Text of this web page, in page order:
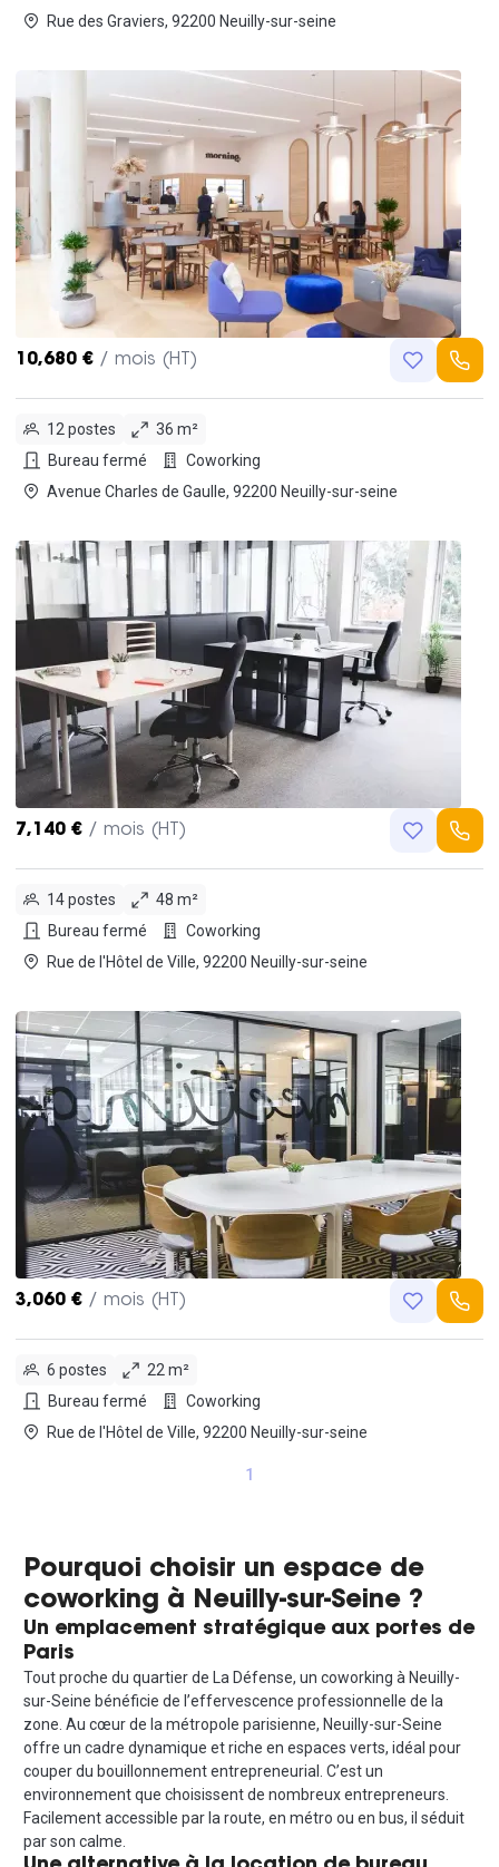
Rue des Graviers, 92200 Neuilly-sur-seine
10,680 € / mois (HT)
12 postes
36 m²
Bureau fermé
Coworking
Avenue Charles de Gaulle, 92200 Neuilly-sur-seine
7,140 € / mois (HT)
14 postes
48 m²
Bureau fermé
Coworking
Rue de l'Hôtel de Ville, 92200 Neuilly-sur-seine
3,060 € / mois (HT)
6 postes
22 m²
Bureau fermé
Coworking
Rue de l'Hôtel de Ville, 92200 Neuilly-sur-seine
1
Pourquoi choisir un espace de
coworking à Neuilly-sur-Seine ?
Un emplacement stratégique aux portes de
Paris
Tout proche du quartier de La Défense, un coworking à Neuilly-
sur-Seine bénéficie de l’effervescence professionnelle de la
zone. Au cœur de la métropole parisienne, Neuilly-sur-Seine
offre un cadre dynamique et riche en espaces verts, idéal pour
couper du bouillonnement entrepreneurial. C’est un
environnement que choisissent de nombreux entrepreneurs.
Facilement accessible par la route, en métro ou en bus, il séduit
par son calme.